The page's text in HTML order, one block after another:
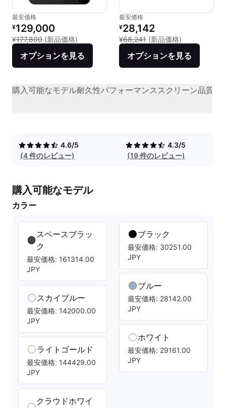
最安価格
リファービッシュ品の価格：
¥129,000
¥177,800 (新品価格) 新品との比較：¥177,800
オプションを見る
最安価格
リファービッシュ品の価格：
¥28,142
¥68,241 (新品価格)
オプションを見る
購入可能なモデル耐久性パフォーマンススクリーン品質
4.6/5
(4 件のレビュー)
4.3/5
(19 件のレビュー)
購入可能なモデル
カラー
スペースブラッ
ク
最安価格: 161314.00
JPY
スカイブルー
最安価格: 142000.00
JPY
ライトゴールド
最安価格: 144429.00
JPY
クラウドホワイ
ブラック
最安価格: 30251.00
JPY
ブルー
最安価格: 28142.00
JPY
ホワイト
最安価格: 29161.00
JPY